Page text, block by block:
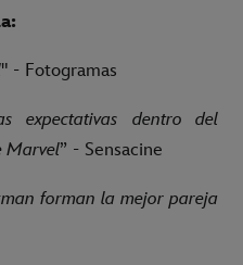
" - Fotogramas
expectativas dentro del
Marvel” - Sensacine
forman la mejor pareja